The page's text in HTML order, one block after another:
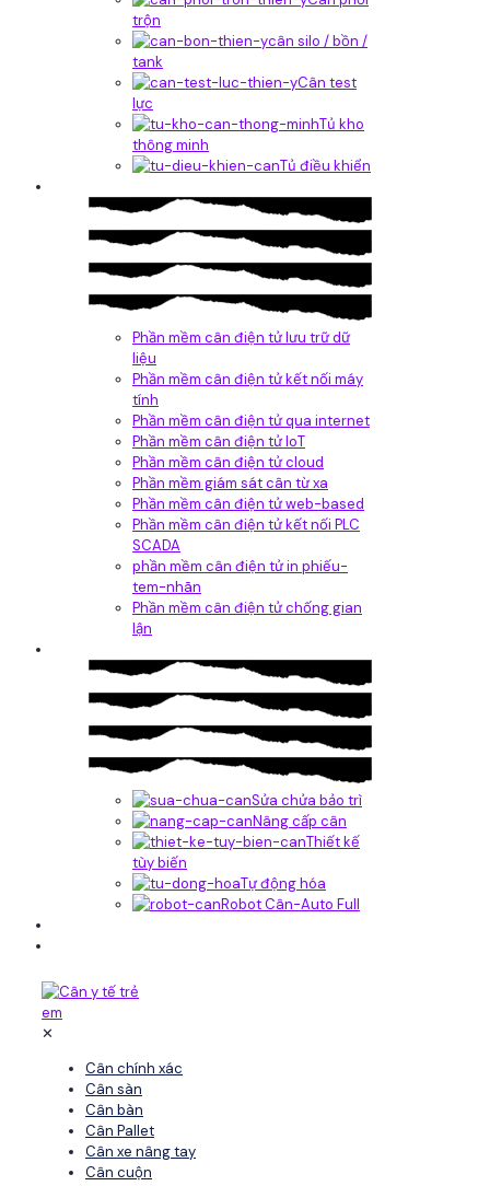
trộn
cân silo / bồn /
tank
Cân test
lực
Tủ kho
thông minh
Tủ điều khiển
Phần mềm cân điện tử lưu trữ dữ
liệu
Phần mềm cân điện tử kết nối máy
tính
Phần mềm cân điện tử qua internet
Phần mềm cân điện tử IoT
Phần mềm cân điện tử cloud
Phần mềm giám sát cân từ xa
Phần mềm cân điện tử web-based
Phần mềm cân điện tử kết nối PLC
SCADA
phần mềm cân điện tử in phiếu-
tem-nhãn
Phần mềm cân điện tử chống gian
lận
Sửa chửa bảo trì
Nâng cấp cân
Thiết kế
tùy biến
Tự động hóa
Robot Cân-Auto Full
✕
Cân chính xác
Cân sàn
Cân bàn
Cân Pallet
Cân xe nâng tay
Cân cuộn